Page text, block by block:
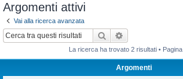
Argomenti attivi
Vai alla ricerca avanzata
Cerca
La ricerca ha trovato 2 risultati • Pagina
Argomenti